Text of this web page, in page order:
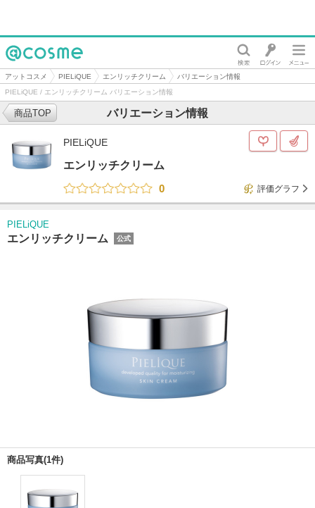
@cosme
アットコスメ PIELiQUE エンリッチクリーム
バリエーション情報
PIELiQUE / エンリッチクリーム バリエーション情報
バリエーション情報
商品TOP
PIELiQUE
エンリッチクリーム
0
評価グラフ
PIELiQUE
エンリッチクリーム 公式
商品写真(1件)